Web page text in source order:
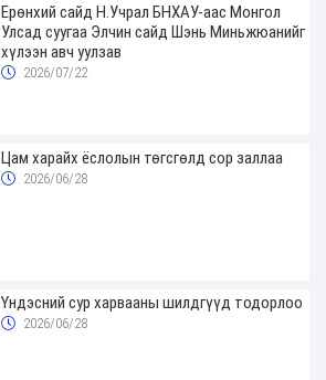
Ерөнхий сайд Н.Учрал БНХАУ-аас Монгол
Улсад суугаа Элчин сайд Шэнь Миньжюанийг
хүлээн авч уулзав
2026/07/22
Цам харайх ёслолын төгсгөлд сор заллаа
2026/06/28
Үндэсний сур харвааны шилдгүүд тодорлоо
2026/06/28